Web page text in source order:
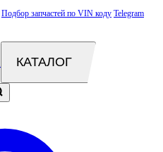
Подбор запчастей по VIN коду Telegram
КАТАЛОГ